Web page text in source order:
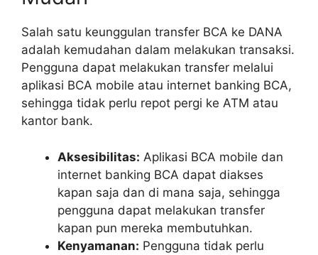
Salah satu keunggulan transfer BCA ke DANA
adalah kemudahan dalam melakukan transaksi.
Pengguna dapat melakukan transfer melalui
aplikasi BCA mobile atau internet banking BCA,
sehingga tidak perlu repot pergi ke ATM atau
kantor bank.
Aksesibilitas: Aplikasi BCA mobile dan
internet banking BCA dapat diakses
kapan saja dan di mana saja, sehingga
pengguna dapat melakukan transfer
kapan pun mereka membutuhkan.
Kenyamanan: Pengguna tidak perlu